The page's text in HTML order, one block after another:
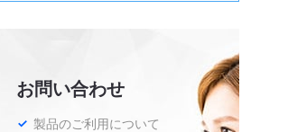
お問い合わせ
製品のご利用について